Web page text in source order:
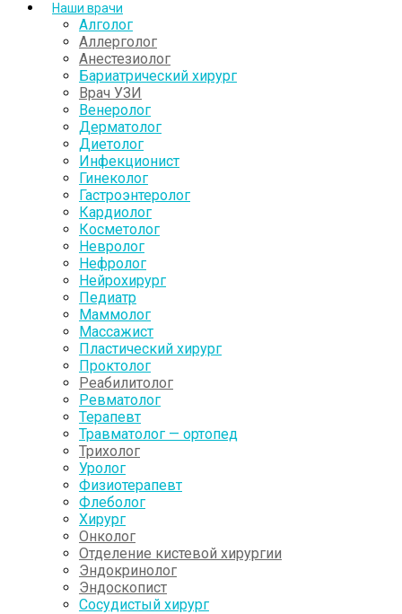
Наши врачи
Алголог
Аллерголог
Анестезиолог
Бариатрический хирург
Врач УЗИ
Венеролог
Дерматолог
Диетолог
Инфекционист
Гинеколог
Гастроэнтеролог
Кардиолог
Косметолог
Невролог
Нефролог
Нейрохирург
Педиатр
Маммолог
Массажист
Пластический хирург
Проктолог
Реабилитолог
Ревматолог
Терапевт
Травматолог — ортопед
Трихолог
Уролог
Физиотерапевт
Флеболог
Хирург
Онколог
Отделение кистевой хирургии
Эндокринолог
Эндоскопист
Сосудистый хирург